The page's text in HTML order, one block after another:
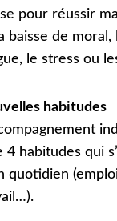
pour réussir
baisse de moral,
le stress ou
habitudes
4 habitudes qui
quotidien